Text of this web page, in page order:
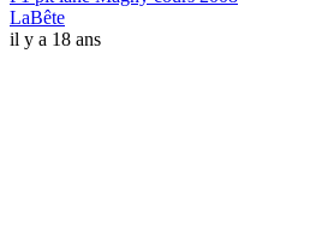
LaBête
il y a 18 ans